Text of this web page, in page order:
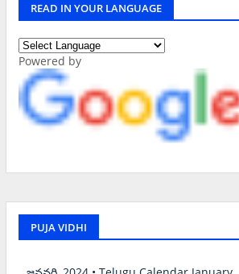
READ IN YOUR LANGUAGE
Powered by
PUJA VIDHI